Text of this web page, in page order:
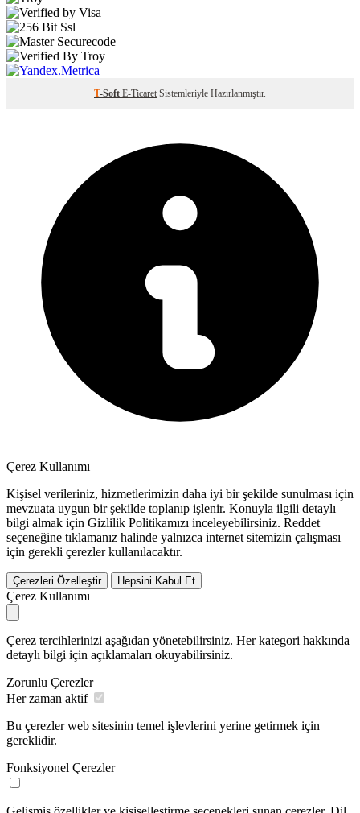
T-Soft E-Ticaret Sistemleriyle Hazırlanmıştır.
Çerez Kullanımı
Kişisel verileriniz, hizmetlerimizin daha iyi bir şekilde sunulması için
mevzuata uygun bir şekilde toplanıp işlenir. Konuyla ilgili detaylı
bilgi almak için Gizlilik Politikamızı inceleyebilirsiniz. Reddet
seçeneğine tıklamanız halinde yalnızca internet sitemizin çalışması
için gerekli çerezler kullanılacaktır.
Çerezleri Özelleştir Hepsini Kabul Et
Çerez Kullanımı
Çerez tercihlerinizi aşağıdan yönetebilirsiniz. Her kategori hakkında
detaylı bilgi için açıklamaları okuyabilirsiniz.
Zorunlu Çerezler
Her zaman aktif
Bu çerezler web sitesinin temel işlevlerini yerine getirmek için
gereklidir.
Fonksiyonel Çerezler